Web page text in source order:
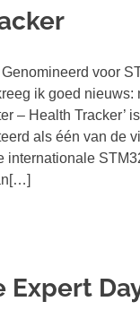
voor
ik goed nieuws:
– Health Tracker’
als één van de
internationale
Expert